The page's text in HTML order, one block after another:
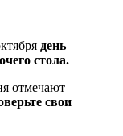
день
стола.
отмечают
свои